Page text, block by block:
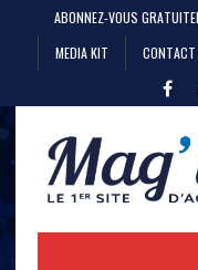
ABONNEZ-VOUS
MEDIA KIT
CONTACT